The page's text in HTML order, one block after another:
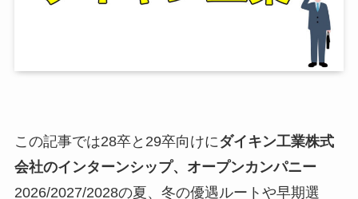
この記事では28卒と29卒向けにダイキン工業株式
会社のインターンシップ、オープンカンパニー
2026/2027/2028の夏、冬の優遇ルートや早期選